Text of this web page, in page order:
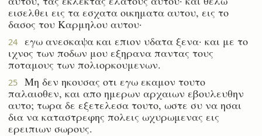
εισελθει εις τα εσχατα οικηματα αυτου, εις το
δασος του Καρμηλου αυτου·
24
εγω ανεσκαψα και επιον υδατα ξενα· και με το
ιχνος των ποδων μου εξηρανα παντας τους
ποταμους των πολιορκουμενων.
25
Μη δεν ηκουσας οτι εγω εκαμον τουτο
παλαιοθεν, και απο ημερων αρχαιων εβουλευθην
αυτο; τωρα δε εξετελεσα τουτο, ωστε συ να ησαι
δια να καταστρεφης πολεις ωχυρωμενας εις
ερειπιων σωρους.